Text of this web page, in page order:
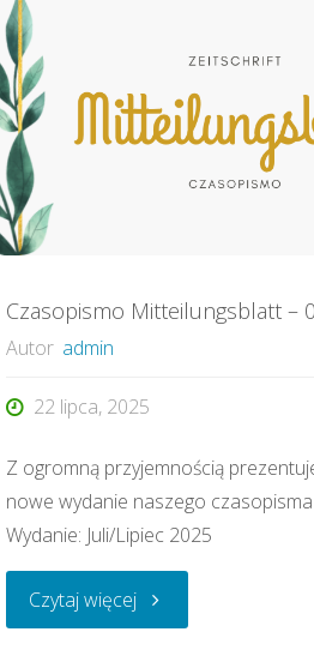
Czasopismo Mitteilungsblatt –
Autor admin
22 lipca, 2025
Z ogromną przyjemnością
nowe wydanie naszego
Wydanie: Juli/Lipiec 2025
Czytaj więcej"Czasopismo